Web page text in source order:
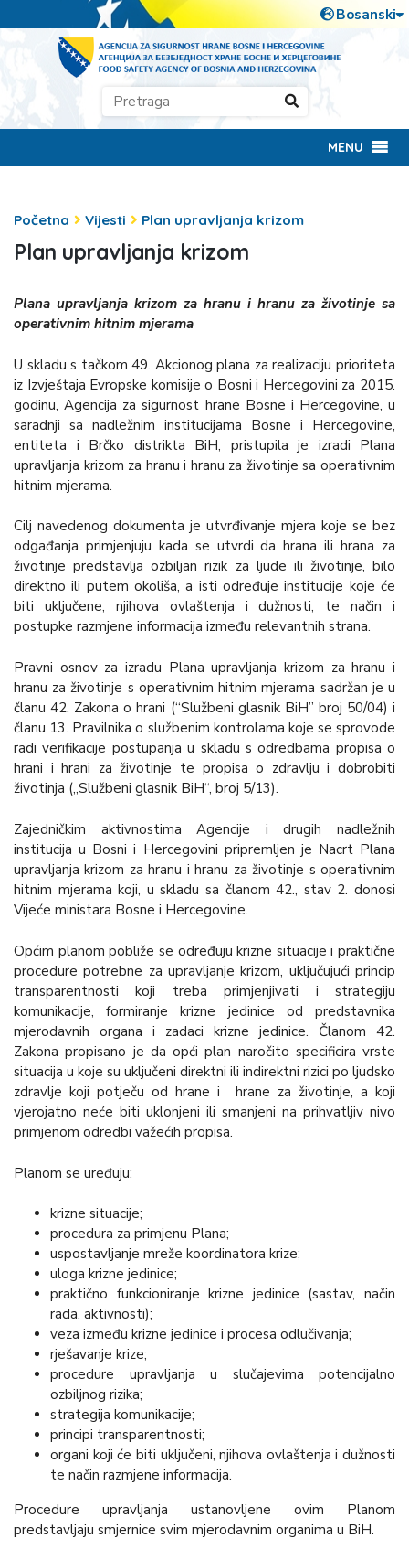
MENU
Početna Vijesti Plan upravljanja krizom
Plan upravljanja krizom
Plana upravljanja krizom za hranu i hranu za životinje sa
operativnim hitnim mjerama
U skladu s tačkom 49. Akcionog plana za realizaciju prioriteta
iz Izvještaja Evropske komisije o Bosni i Hercegovini za 2015.
godinu, Agencija za sigurnost hrane Bosne i Hercegovine, u
saradnji sa nadležnim institucijama Bosne i Hercegovine,
entiteta i Brčko distrikta BiH, pristupila je izradi Plana
upravljanja krizom za hranu i hranu za životinje sa operativnim
hitnim mjerama.
Cilj navedenog dokumenta je utvrđivanje mjera koje se bez
odgađanja primjenjuju kada se utvrdi da hrana ili hrana za
životinje predstavlja ozbiljan rizik za ljude ili životinje, bilo
direktno ili putem okoliša, a isti određuje institucije koje će
biti uključene, njihova ovlaštenja i dužnosti, te način i
postupke razmjene informacija između relevantnih strana.
Pravni osnov za izradu Plana upravljanja krizom za hranu i
hranu za životinje s operativnim hitnim mjerama sadržan je u
članu 42. Zakona o hrani (“Službeni glasnik BiH” broj 50/04) i
članu 13. Pravilnika o službenim kontrolama koje se sprovode
radi verifikacije postupanja u skladu s odredbama propisa o
hrani i hrani za životinje te propisa o zdravlju i dobrobiti
životinja („Službeni glasnik BiH“, broj 5/13).
Zajedničkim aktivnostima Agencije i drugih nadležnih
institucija u Bosni i Hercegovini pripremljen je Nacrt Plana
upravljanja krizom za hranu i hranu za životinje s operativnim
hitnim mjerama koji, u skladu sa članom 42., stav 2. donosi
Vijeće ministara Bosne i Hercegovine.
Općim planom pobliže se određuju krizne situacije i praktične
procedure potrebne za upravljanje krizom, uključujući princip
transparentnosti koji treba primjenjivati i strategiju
komunikacije, formiranje krizne jedinice od predstavnika
mjerodavnih organa i zadaci krizne jedinice. Članom 42.
Zakona propisano je da opći plan naročito specificira vrste
situacija u koje su uključeni direktni ili indirektni rizici po ljudsko
zdravlje koji potječu od hrane i hrane za životinje, a koji
vjerojatno neće biti uklonjeni ili smanjeni na prihvatljiv nivo
primjenom odredbi važećih propisa.
Planom se uređuju:
krizne situacije;
procedura za primjenu Plana;
uspostavljanje mreže koordinatora krize;
uloga krizne jedinice;
praktično funkcioniranje krizne jedinice (sastav, način
rada, aktivnosti);
veza između krizne jedinice i procesa odlučivanja;
rješavanje krize;
procedure upravljanja u slučajevima potencijalno
ozbiljnog rizika;
strategija komunikacije;
principi transparentnosti;
organi koji će biti uključeni, njihova ovlaštenja i dužnosti
te način razmjene informacija.
Procedure upravljanja ustanovljene ovim Planom
predstavljaju smjernice svim mjerodavnim organima u BiH.